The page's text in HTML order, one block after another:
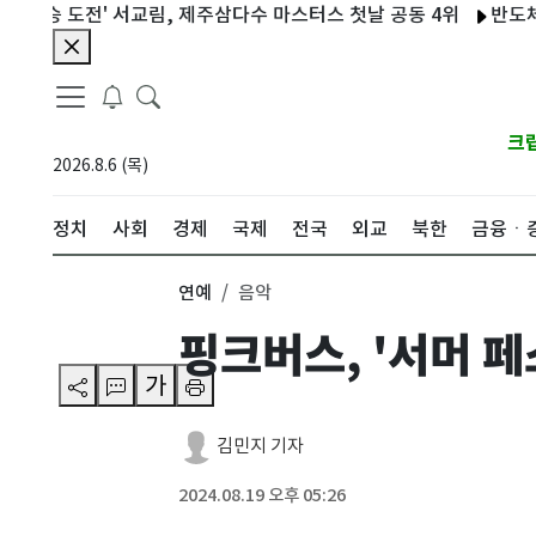
도전' 서교림, 제주삼다수 마스터스 첫날 공동 4위 반도체 호황
2026.8.6 (목)
크
정치 사회 경제 국제 전국 외교 북한 금융ㆍ
가
연예 음악
핑크버스, '서머
김민지 기자
2024.08.19 오후 05:26